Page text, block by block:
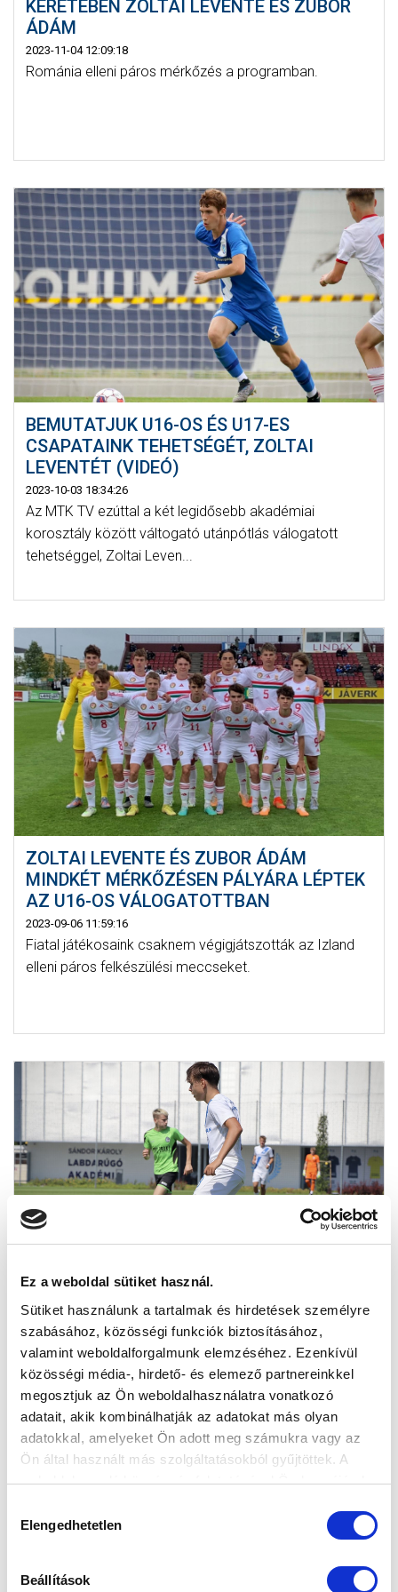
Ez a weboldal sütiket használ.
Sütiket használunk a tartalmak és hirdetések személyre
szabásához, közösségi funkciók biztosításához,
valamint weboldalforgalmunk elemzéséhez. Ezenkívül
közösségi média-, hirdető- és elemező partnereinkkel
megosztjuk az Ön weboldalhasználatra vonatkozó
adatait, akik kombinálhatják az adatokat más olyan
adatokkal, amelyeket Ön adott meg számukra vagy az
Ön által használt más szolgáltatásokból gyűjtöttek. A
weboldalon való böngészés folytatásával Ön hozzájárul a
kiválasztása
Elengedhetetlen
Beállítások
KERETÉBEN ZOLTAI LEVENTE ÉS ZUBOR
ÁDÁM
2023-11-04 12:09:18
Románia elleni páros mérkőzés a programban.
BEMUTATJUK U16-OS ÉS U17-ES
CSAPATAINK TEHETSÉGÉT, ZOLTAI
LEVENTÉT (VIDEÓ)
2023-10-03 18:34:26
Az MTK TV ezúttal a két legidősebb akadémiai
korosztály között váltogató utánpótlás válogatott
tehetséggel, Zoltai Leven...
ZOLTAI LEVENTE ÉS ZUBOR ÁDÁM
MINDKÉT MÉRKŐZÉSEN PÁLYÁRA LÉPTEK
AZ U16-OS VÁLOGATOTTBAN
2023-09-06 11:59:16
Fiatal játékosaink csaknem végigjátszották az Izland
elleni páros felkészülési meccseket.
ZUBOR ÁDÁM ÉS ZOLTAI LEVENTE IZLAND
ELLEN BIZONYÍTHATNAK AZ U16-OS
VÁLOGATOTTBAN
2023-08-27 16:50:02
Két tehetséges játékosunk a szigetországban készül
együtt a nemzeti csapattal.